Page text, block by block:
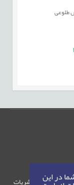
در اینمدیریت نشریات